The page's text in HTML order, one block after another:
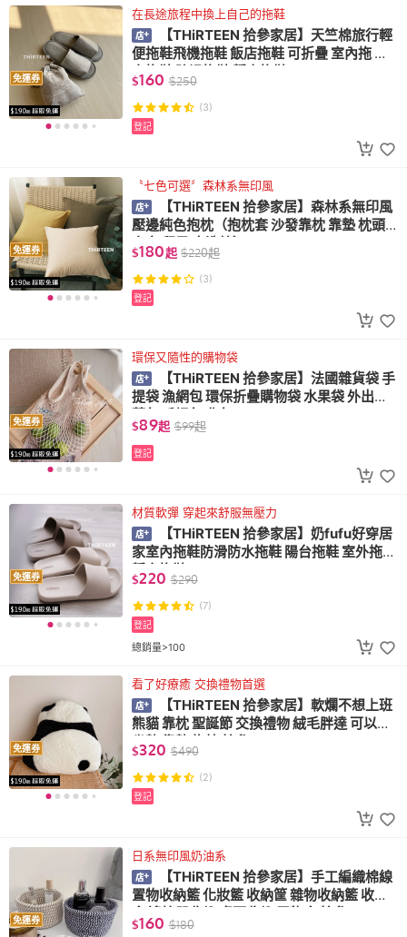
免運券
在長途旅程中換上自己的拖鞋
【THiRTEEN 拾參家居】天竺棉旅行輕
便拖鞋飛機拖鞋 飯店拖鞋 可折疊 室內拖 居
家拖鞋 防滑拖鞋 靜音拖鞋
$160 $250
(3)
登記
免運券
〝七色可選〞森林系無印風
【THiRTEEN 拾參家居】森林系無印風
壓邊純色抱枕（抱枕套 沙發靠枕 靠墊 枕頭
套 無印風 水洗棉）
$180起 $220起
(3)
登記
免運券
環保又隨性的購物袋
【THiRTEEN 拾參家居】法國雜貨袋 手
提袋 漁網包 環保折疊購物袋 水果袋 外出買
菜包 手提包 背包
$89起 $99起
登記
免運券
材質軟彈 穿起來舒服無壓力
【THiRTEEN 拾參家居】奶fufu好穿居
家室內拖鞋防滑防水拖鞋 陽台拖鞋 室外拖鞋
靜音拖鞋
$220 $290
(7)
總銷量>100
登記
免運券
看了好療癒 交換禮物首選
【THiRTEEN 拾參家居】軟爛不想上班
熊貓 靠枕 聖誕節 交換禮物 絨毛胖達 可以當
坐墊 靠墊 抱枕 拾參
$320 $490
(2)
登記
免運券
日系無印風奶油系
【THiRTEEN 拾參家居】手工編織棉線
置物收納籃 化妝籃 收納筐 雜物收納籃 收納
盒 遙控器收納 桌面收納 置物盒 拾參
$160 $180